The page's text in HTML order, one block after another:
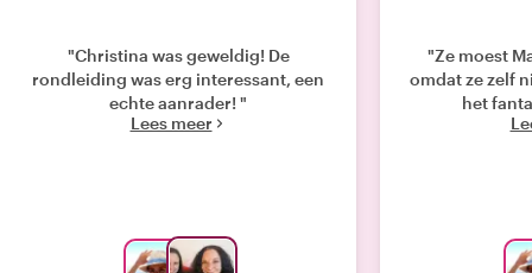
"Christina was geweldig! De
rondleiding was erg interessant, een
echte aanrader! "
Lees meer
"Ze moest
omdat ze zelf
het